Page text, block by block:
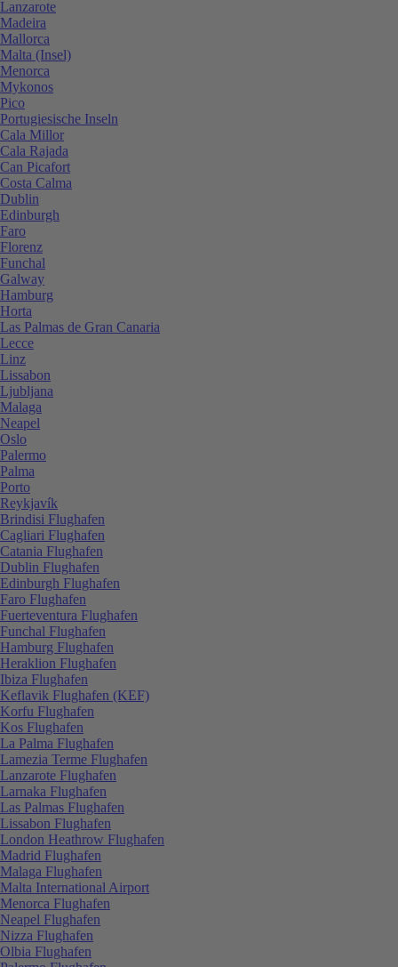
Lanzarote
Madeira
Mallorca
Malta (Insel)
Menorca
Mykonos
Pico
Portugiesische Inseln
Cala Millor
Cala Rajada
Can Picafort
Costa Calma
Dublin
Edinburgh
Faro
Florenz
Funchal
Galway
Hamburg
Horta
Las Palmas de Gran Canaria
Lecce
Linz
Lissabon
Ljubljana
Malaga
Neapel
Oslo
Palermo
Palma
Porto
Reykjavík
Brindisi Flughafen
Cagliari Flughafen
Catania Flughafen
Dublin Flughafen
Edinburgh Flughafen
Faro Flughafen
Fuerteventura Flughafen
Funchal Flughafen
Hamburg Flughafen
Heraklion Flughafen
Ibiza Flughafen
Keflavik Flughafen (KEF)
Korfu Flughafen
Kos Flughafen
La Palma Flughafen
Lamezia Terme Flughafen
Lanzarote Flughafen
Larnaka Flughafen
Las Palmas Flughafen
Lissabon Flughafen
London Heathrow Flughafen
Madrid Flughafen
Malaga Flughafen
Malta International Airport
Menorca Flughafen
Neapel Flughafen
Nizza Flughafen
Olbia Flughafen